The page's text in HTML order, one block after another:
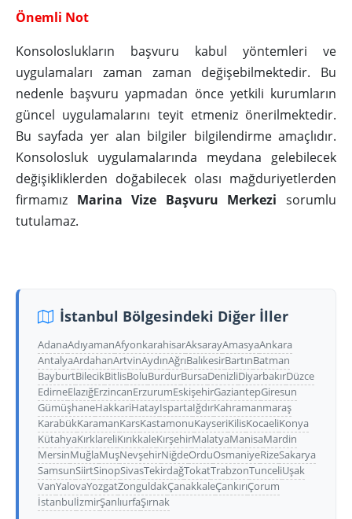
Önemli Not
Konsoloslukların başvuru kabul yöntemleri ve
uygulamaları zaman zaman değişebilmektedir. Bu
nedenle başvuru yapmadan önce yetkili kurumların
güncel uygulamalarını teyit etmeniz önerilmektedir.
Bu sayfada yer alan bilgiler bilgilendirme amaçlıdır.
Konsolosluk uygulamalarında meydana gelebilecek
değişikliklerden doğabilecek olası mağduriyetlerden
firmamız Marina Vize Başvuru Merkezi sorumlu
tutulamaz.
İstanbul Bölgesindeki Diğer İller
AdanaAdıyamanAfyonkarahisarAksarayAmasyaAnkara
AntalyaArdahanArtvinAydınAğrıBalıkesirBartınBatman
BayburtBilecikBitlisBoluBurdurBursaDenizliDiyarbakırDüzce
EdirneElazığErzincanErzurumEskişehirGaziantepGiresun
GümüşhaneHakkariHatayIspartaIğdırKahramanmaraş
KarabükKaramanKarsKastamonuKayseriKilisKocaeliKonya
KütahyaKırklareliKırıkkaleKırşehirMalatyaManisaMardin
MersinMuğlaMuşNevşehirNiğdeOrduOsmaniyeRizeSakarya
SamsunSiirtSinopSivasTekirdağTokatTrabzonTunceliUşak
VanYalovaYozgatZonguldakÇanakkaleÇankırıÇorum
İstanbulİzmirŞanlıurfaŞırnak